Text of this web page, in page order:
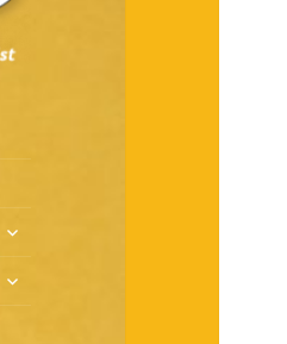
untermenü
untermenü